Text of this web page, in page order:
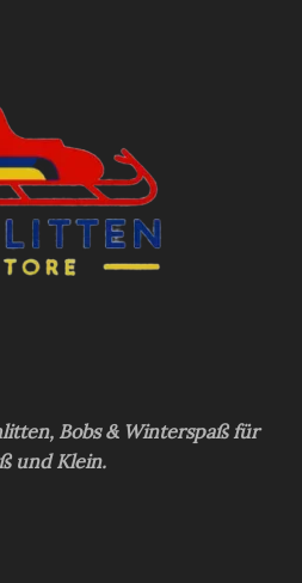
Bobs & Winterspaß für
und Klein.